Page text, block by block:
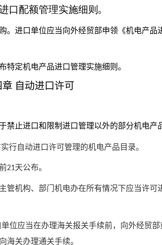
口配额管理实施细则 。
进口单位应当向外经贸部申领《机电产品
定机电产品进口管理实施细则。
章 自动进口许可
止进口和限制进口管理以外的部分机电产
行自动进口许可管理的机电产品目录。
21天公布。
管机构、部门机电办在所有情况下应当许可
位应当在办理海关报关手续前，向外经贸部
海关办理通关手续。